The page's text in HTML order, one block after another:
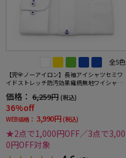
全5色
【完全ノーアイロン】長袖アイシャツセミワ
イドストレッチ防汚効果織柄無地ワイシャツi-
価格： 6,259円 (税込)
36%off
WEB価格： 3,990円 (税込)
★2点で1,000円OFF／3点で3,00
0円OFF対象